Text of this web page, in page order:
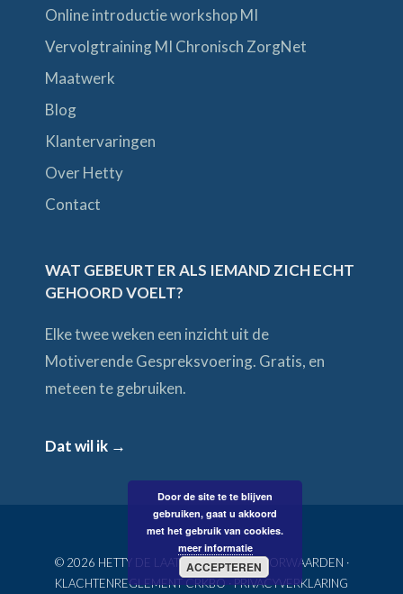
Online introductie workshop MI
Vervolgtraining MI Chronisch ZorgNet
Maatwerk
Blog
Klantervaringen
Over Hetty
Contact
WAT GEBEURT ER ALS IEMAND ZICH ECHT
GEHOORD VOELT?
Elke twee weken een inzicht uit de
Motiverende Gespreksvoering. Gratis, en
meteen te gebruiken.
Dat wil ik →
© 2026 HETTY DE LAAT · ALGEMENE VOORWAARDEN ·
KLACHTENREGLEMENT CRKBO · PRIVACYVERKLARING
Door de site te te blijven
gebruiken, gaat u akkoord
met het gebruik van cookies.
meer informatie
ACCEPTEREN